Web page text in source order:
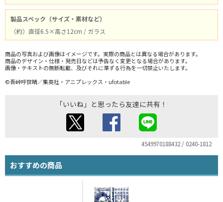
製品スペック（サイズ・素材など）
（約）直径6.5×高さ12cm / ガラス
商品の写真および画像はイメージです。実際の商品とは異なる場合があります。
商品のデザイン・仕様・発売日などは予告なく変更となる場合があります。
画像・テキストの無断転載、及びそれに準ずる行為を一切禁止いたします。
©吾峠呼世晴／集英社・アニプレックス・ufotable
「いいね」と思ったら友達に共有！
4549970188432 / 0240-1812
おすすめの商品